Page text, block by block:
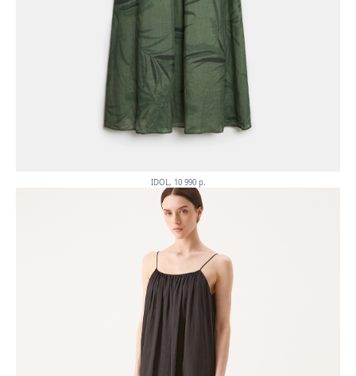
IDOL, 10 990 p.